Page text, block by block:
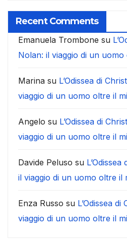
Recent Comments
Emanuela Trombone su
Nolan: il viaggio di un uomo
Marina su L’Odissea di
viaggio di un uomo oltre il
Angelo su L’Odissea di
viaggio di un uomo oltre il
Davide Peluso su
il viaggio di un uomo oltre il
Enza Russo su L’Odissea
viaggio di un uomo oltre il